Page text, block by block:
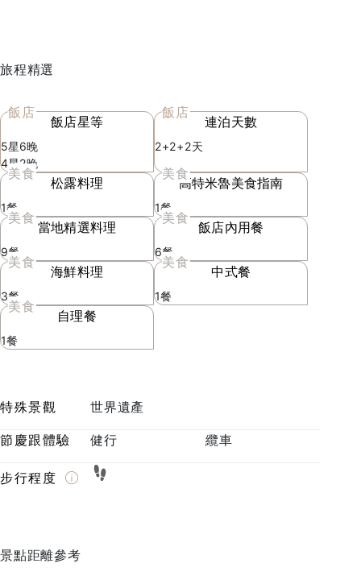
旅程精選
飯店
飯店星等
5星6晚
4星2晚
飯店
連泊天數
2+2+2天
美食
松露料理
1餐
美食
高特米魯美食指南
1餐
美食
當地精選料理
9餐
美食
飯店內用餐
6餐
美食
海鮮料理
3餐
美食
中式餐
1餐
美食
自理餐
1餐
特殊景觀 世界遺產
節慶跟體驗 健行 纜車
步行程度
景點距離參考